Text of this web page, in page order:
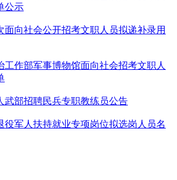
公示
面向社会公开招考文职人员拟递补录用
工作部军事博物馆面向社会招考文职人
武部招聘民兵专职教练员公告
役军人扶持就业专项岗位拟选岗人员名